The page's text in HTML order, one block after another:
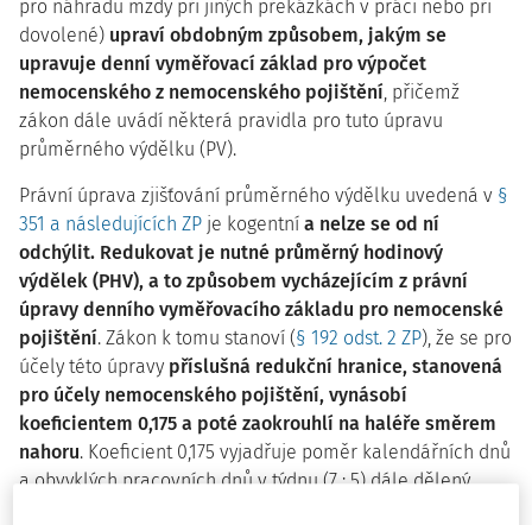
pro náhradu mzdy při jiných překážkách v práci nebo při
dovolené) upraví obdobným způsobem, jakým se
upravuje denní vyměřovací základ pro výpočet
nemocenského z nemocenského pojištění, přičemž
zákon dále uvádí některá pravidla pro tuto úpravu
průměrného výdělku (PV).
Právní úprava zjišťování průměrného výdělku uvedená v §
351 a následujících ZP je kogentní a nelze se od ní
odchýlit. Redukovat je nutné průměrný hodinový
výdělek (PHV), a to způsobem vycházejícím z právní
úpravy denního vyměřovacího základu pro nemocenské
pojištění. Zákon k tomu stanoví (§ 192 odst. 2 ZP), že se pro
účely této úpravy příslušná redukční hranice, stanovená
pro účely nemocenského pojištění, vynásobí
koeficientem 0,175 a poté zaokrouhlí na haléře směrem
nahoru. Koeficient 0,175 vyjadřuje poměr kalendářních dnů
a obvyklých pracovních dnů v týdnu (7 : 5) dále dělený